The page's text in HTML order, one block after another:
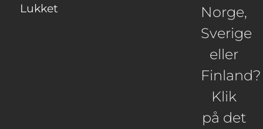
Norge,
Sverige
eller
Finland?
Klik
på det
Lukket